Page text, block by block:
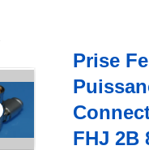
Prise
FHJ 2B